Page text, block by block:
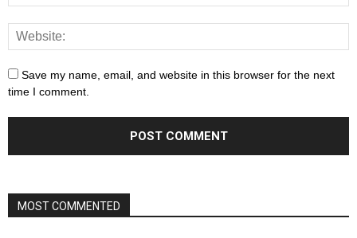
Save my name, email, and website in this browser for the next
time I comment.
MOST COMMENTED